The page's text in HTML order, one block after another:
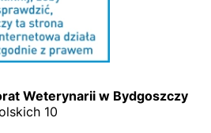
Weterynarii w Bydgoszczy
10